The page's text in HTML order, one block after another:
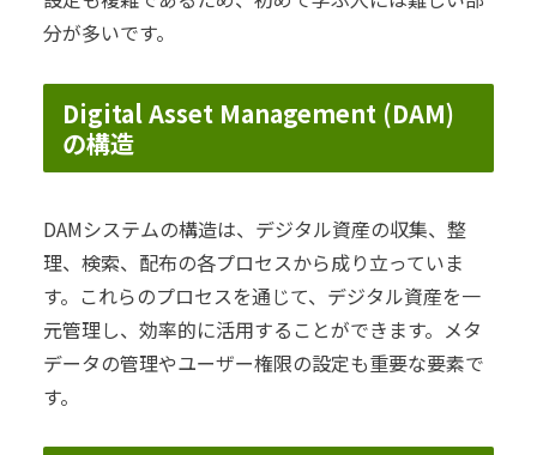
分が多いです。
Digital Asset Management (DAM)
の構造
DAMシステムの構造は、デジタル資産の収集、整
理、検索、配布の各プロセスから成り立っていま
す。これらのプロセスを通じて、デジタル資産を一
元管理し、効率的に活用することができます。メタ
データの管理やユーザー権限の設定も重要な要素で
す。